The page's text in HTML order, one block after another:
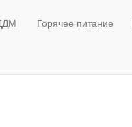
Горячее питание